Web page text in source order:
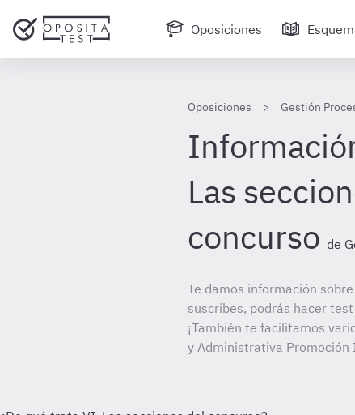
Oposiciones
Oposiciones Gestión
Las
concurso de
Te damos información
suscribes, podrás hacer
¡También te facilitamos
y Administrativa Promoción